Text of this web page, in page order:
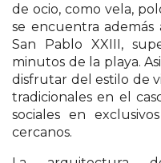
de ocio, como vela,
se encuentra además
San PabloXXIII,
minutos de la playa.
disfrutar del estilo de
tradicionales en el
sociales en
cercanos.